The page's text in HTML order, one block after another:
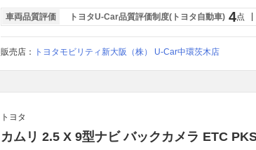
車両品質評価 トヨタU-Car品質評価制度(トヨタ自動車) 4点
販売店： トヨタモビリティ新大阪（株） U-Car中環茨木店
トヨタ
カムリ 2.5 X 9型ナビ バックカメラ ETC